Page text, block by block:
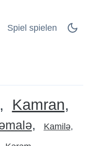
Spiel spielen
Kamran
Kamilə